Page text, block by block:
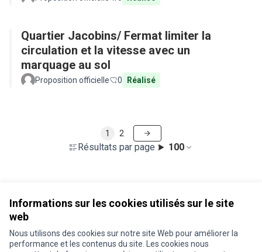
Informations sur les cookies utilisés sur le site
web
Nous utilisons des cookies sur notre site Web pour améliorer la
performance et les contenus du site. Les cookies nous
Quartier Jacobins/ Fermat limiter la
circulation et la vitesse avec un
marquage au sol
Proposition officielle 0 Réalisé
Résultats par page : 100
1 2
Conditions d'utilisation
Paramètres des cookies